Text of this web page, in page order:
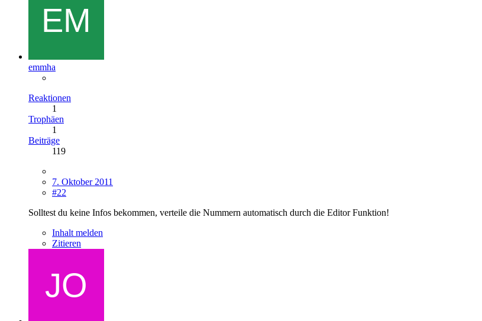
emmha
Reaktionen
1
Trophäen
1
Beiträge
119
7. Oktober 2011
#22
Solltest du keine Infos bekommen, verteile die Nummern automatisch durch die Editor Funktion!
Inhalt melden
Zitieren